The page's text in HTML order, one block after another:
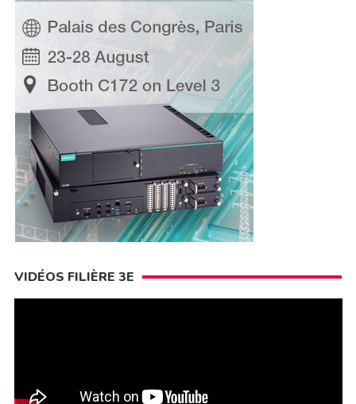
VIDÉOS FILIÈRE 3E